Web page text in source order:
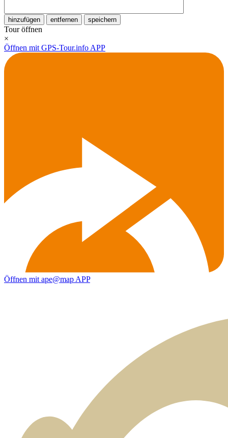
hinzufügen entfernen speichern
Tour öffnen
×
Öffnen mit GPS-Tour.info APP
Öffnen mit ape@map APP